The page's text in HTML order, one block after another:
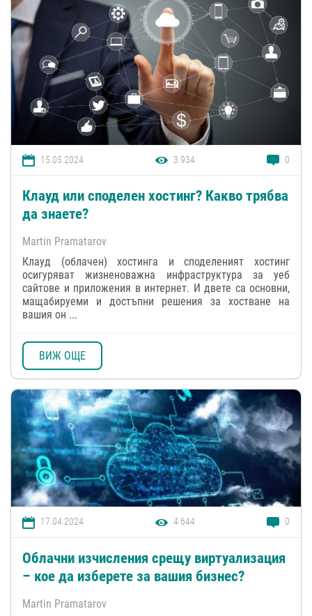
15.05.2024 3 934 0
Клауд или споделен хостинг? Какво трябва
да знаете?
Martin Pramatarov
Клауд (облачен) хостинга и споделеният хостинг
осигуряват жизненоважна инфраструктура за уеб
сайтове и приложения в интернет. И двете са основни,
мащабируеми и достъпни решения за хостване на
вашия он ...
ВИЖ ОЩЕ
17.04.2024 4 644 0
Облачни изчисления срещу виртуализация
– кое да изберете за вашия бизнес?
Martin Pramatarov